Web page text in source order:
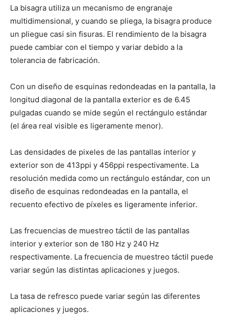
La bisagra utiliza un mecanismo de engranaje
multidimensional, y cuando se pliega, la bisagra produce
un pliegue casi sin fisuras. El rendimiento de la bisagra
puede cambiar con el tiempo y variar debido a la
tolerancia de fabricación.
Con un diseño de esquinas redondeadas en la pantalla, la
longitud diagonal de la pantalla exterior es de 6.45
pulgadas cuando se mide según el rectángulo estándar
(el área real visible es ligeramente menor).
Las densidades de pixeles de las pantallas interior y
exterior son de 413ppi y 456ppi respectivamente. La
resolución medida como un rectángulo estándar, con un
diseño de esquinas redondeadas en la pantalla, el
recuento efectivo de píxeles es ligeramente inferior.
Las frecuencias de muestreo táctil de las pantallas
interior y exterior son de 180 Hz y 240 Hz
respectivamente. La frecuencia de muestreo táctil puede
variar según las distintas aplicaciones y juegos.
La tasa de refresco puede variar según las diferentes
aplicaciones y juegos.